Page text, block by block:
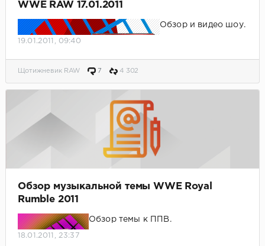
WWE RAW 17.01.2011
Обзор и видео шоу.
19.01.2011, 09:40
Щотижневик RAW 7 4 302
Обзор музыкальной темы WWE Royal
Rumble 2011
Обзор темы к ППВ.
18.01.2011, 23:37